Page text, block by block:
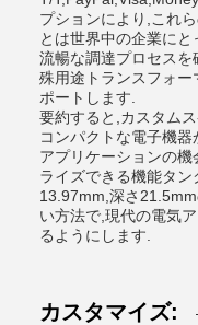
プションにより,これ
とは世界中の企業にと
流暢な調達プロセス
殊用途トランスフォ
ポートします.
要約すると,カスタム
コンパクトな電子機
アプリケーションの
ライズできる機能タ
13.97mm,深さ
い方法で,現代の電気
るようにします.
カスタマイズ: